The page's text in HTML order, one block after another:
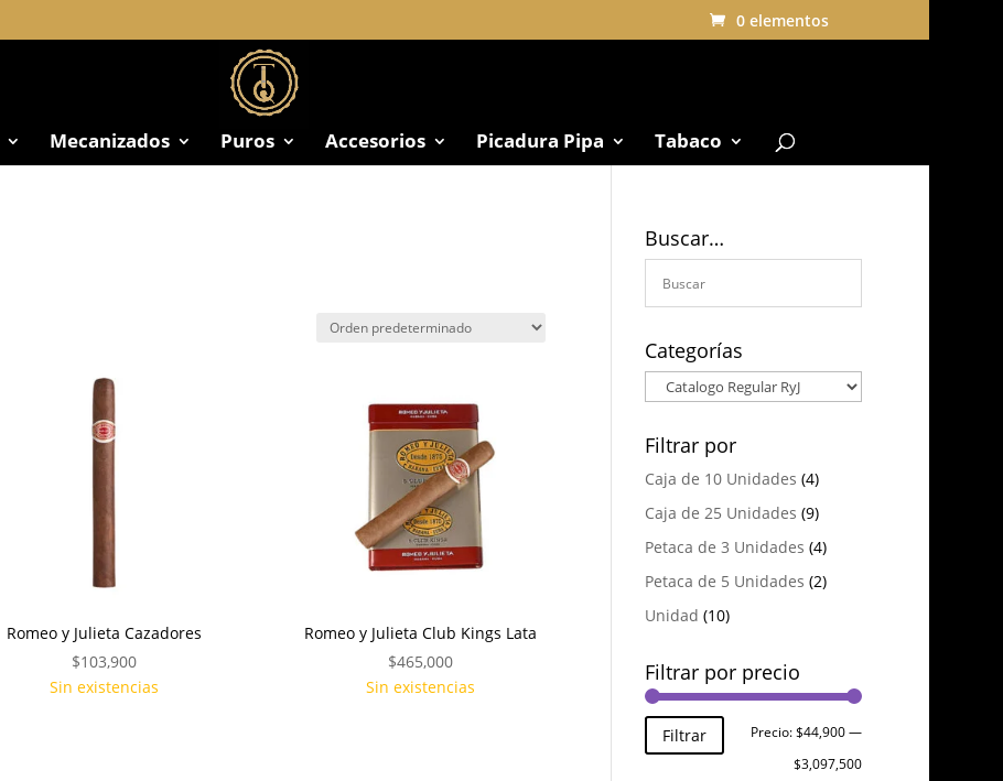
0 elementos
Mecanizados Puros Accesorios Picadura Pipa Tabaco
Romeo y Julieta Cazadores
$103,900
Sin existencias
Romeo y Julieta Club Kings Lata
$465,000
Sin existencias
Buscar…
Categorías
Filtrar por
Caja de 10 Unidades (4)
Caja de 25 Unidades (9)
Petaca de 3 Unidades (4)
Petaca de 5 Unidades (2)
Unidad (10)
Filtrar por precio
Precio
mínimo
Precio
máximo
Filtrar Precio:$44,900—
$3,097,500